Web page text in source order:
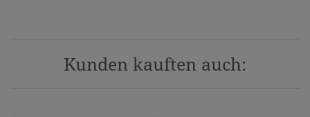
Kunden kauften auch: